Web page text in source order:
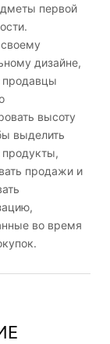
первой
дизайне,
продавцы
высоту
выделить
продажи и
во время